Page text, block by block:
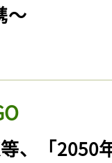
〜
、「2050